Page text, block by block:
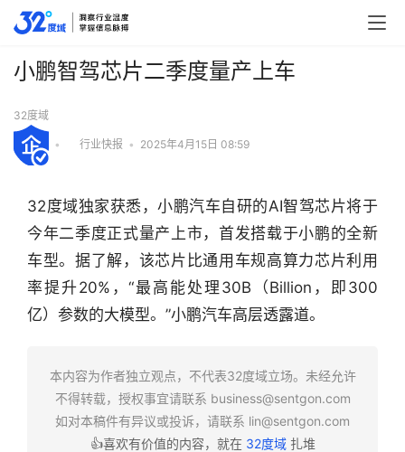
小鹏智驾芯片二季度量产上车
32度域
• 行业快报 • 2025年4月15日 08:59
32度域独家获悉，小鹏汽车自研的AI智驾芯片将于
今年二季度正式量产上市，首发搭载于小鹏的全新
车型。据了解，该芯片比通用车规高算力芯片利用
率提升20%，“最高能处理30B（Billion，即300
亿）参数的大模型。”小鹏汽车高层透露道。
本内容为作者独立观点，不代表32度域立场。未经允许
不得转载，授权事宜请联系 business@sentgon.com
如对本稿件有异议或投诉，请联系 lin@sentgon.com
👍喜欢有价值的内容，就在 32度域扎堆